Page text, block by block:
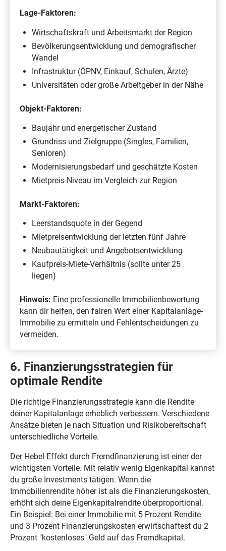
Lage-Faktoren:
Wirtschaftskraft und Arbeitsmarkt der Region
Bevölkerungsentwicklung und demografischer
Wandel
Infrastruktur (ÖPNV, Einkauf, Schulen, Ärzte)
Universitäten oder große Arbeitgeber in der Nähe
Objekt-Faktoren:
Baujahr und energetischer Zustand
Grundriss und Zielgruppe (Singles, Familien,
Senioren)
Modernisierungsbedarf und geschätzte Kosten
Mietpreis-Niveau im Vergleich zur Region
Markt-Faktoren:
Leerstandsquote in der Gegend
Mietpreisentwicklung der letzten fünf Jahre
Neubautätigkeit und Angebotsentwicklung
Kaufpreis-Miete-Verhältnis (sollte unter 25
liegen)
Hinweis: Eine professionelle Immobilienbewertung
kann dir helfen, den fairen Wert einer Kapitalanlage-
Immobilie zu ermitteln und Fehlentscheidungen zu
vermeiden.
6. Finanzierungsstrategien für
optimale Rendite
Die richtige Finanzierungsstrategie kann die Rendite
deiner Kapitalanlage erheblich verbessern. Verschiedene
Ansätze bieten je nach Situation und Risikobereitschaft
unterschiedliche Vorteile.
Der Hebel-Effekt durch Fremdfinanzierung ist einer der
wichtigsten Vorteile. Mit relativ wenig Eigenkapital kannst
du große Investments tätigen. Wenn die
Immobilienrendite höher ist als die Finanzierungskosten,
erhöht sich deine Eigenkapitalrendite überproportional.
Ein Beispiel: Bei einer Immobilie mit 5 Prozent Rendite
und 3 Prozent Finanzierungskosten erwirtschaftest du 2
Prozent "kostenloses" Geld auf das Fremdkapital.